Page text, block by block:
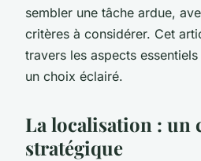
sembler une tâche ardue,
critères à considérer. Cet
travers les aspects
un choix éclairé.
La localisation : un
stratégique